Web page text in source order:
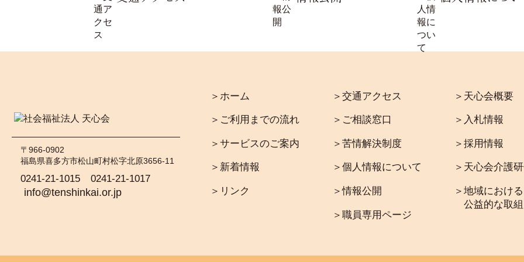
〒966-0902
福島県喜多方市松山町村松字北原3656-11
0241-21-1015 0241-21-1017
info@tenshinkai.or.jp
＞ホーム
＞ご利用までの流れ
＞サービスのご案内
＞新着情報
＞リンク
＞交通アクセス
＞ご相談窓口
＞苦情解決制度
＞個人情報について
＞情報公開
＞職員専用ページ
＞天心会概要
＞入札情報
＞採用情報
＞天心会介護
＞地域における
公益的な取組